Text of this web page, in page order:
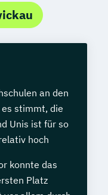
an den
es stimmt, die
Unis ist für so
hoch
konnte das
Platz